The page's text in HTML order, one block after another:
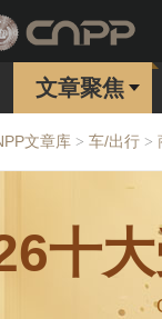
文章聚焦
文章库 > 车/出行 >
十